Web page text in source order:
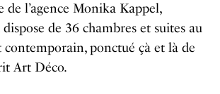
de l’agence Monika Kappel,
dispose de 36 chambres et suites au
contemporain, ponctué çà et là de
Art Déco.